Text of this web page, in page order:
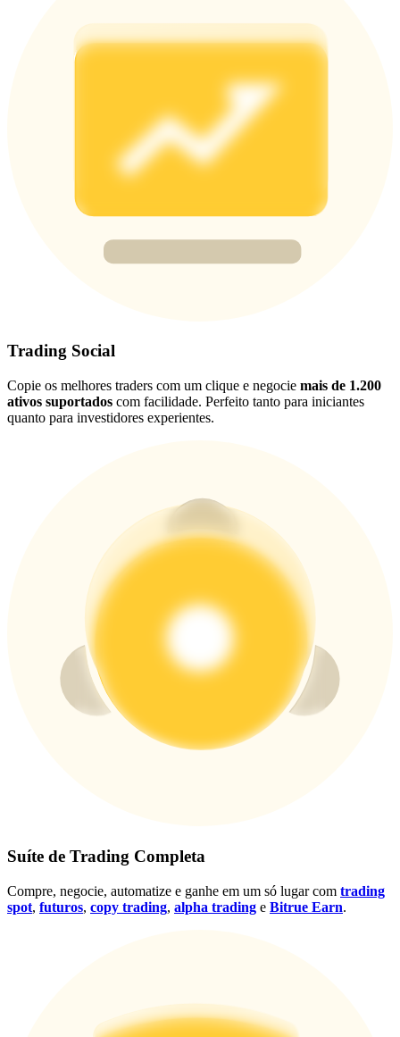
USDT New User Exclusive 10% APR
USDT Flexible Staking | Daily Rewards
Mais eventos
Trading Social
Copie os melhores traders com um clique e negocie mais de 1.200
ativos suportados com facilidade. Perfeito tanto para iniciantes
quanto para investidores experientes.
Suíte de Trading Completa
Compre, negocie, automatize e ganhe em um só lugar com trading
spot, futuros, copy trading, alpha trading e Bitrue Earn.